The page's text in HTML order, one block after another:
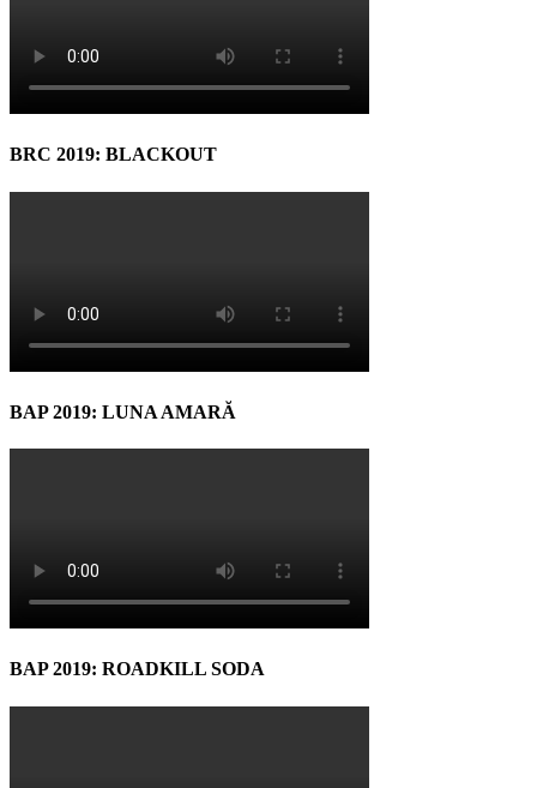
BRC 2019: BLACKOUT
BAP 2019: LUNA AMARĂ
BAP 2019: ROADKILL SODA